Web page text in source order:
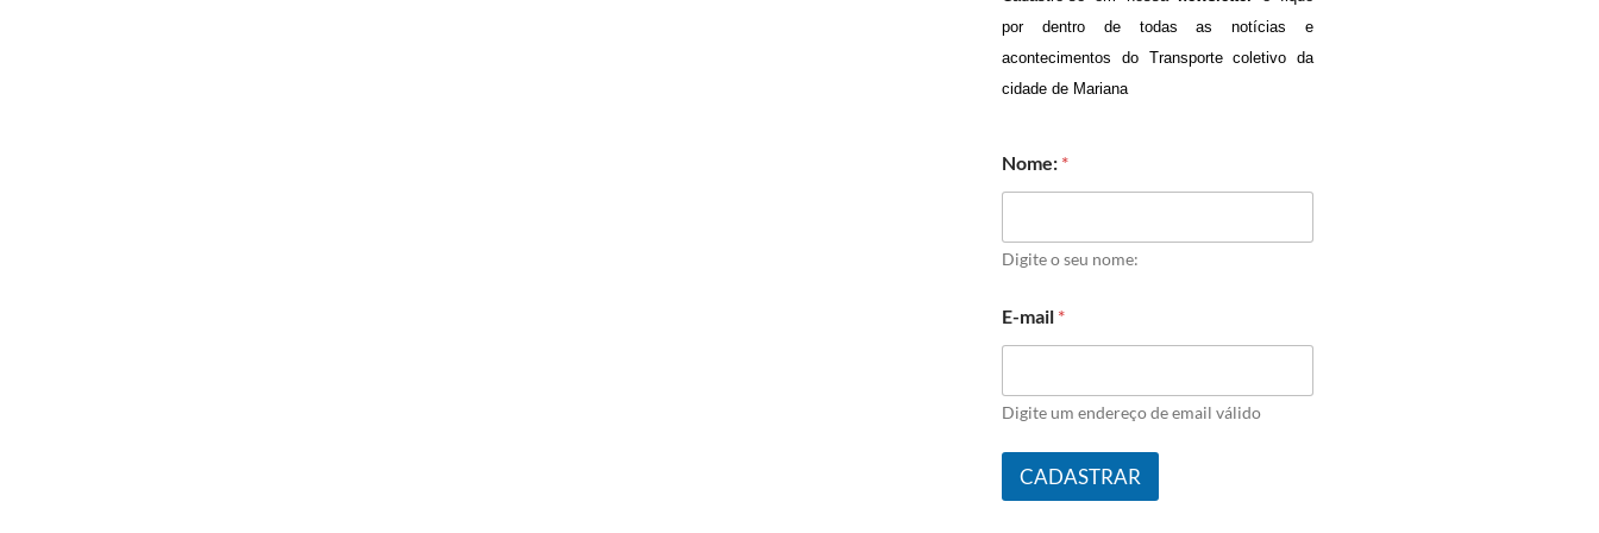
por dentro de todas as notícias e
acontecimentos do Transporte coletivo da
cidade de Mariana
Nome: *
Digite o seu nome:
E-mail *
Digite um endereço de email válido
CADASTRAR